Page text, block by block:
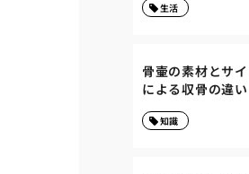
生活
骨壷の素材とサ
による収骨の違い
知識